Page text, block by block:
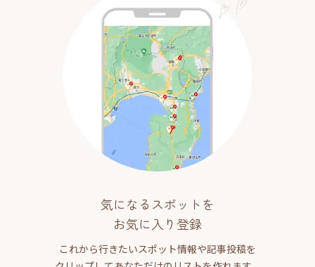
気になるスポットを
お気に入り登録
これから行きたいスポット情報や記事投稿を